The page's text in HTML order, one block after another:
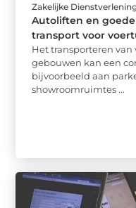
Zakelijke
Autoliften en
transport voor
Het transporteren
gebouwen kan een
bijvoorbeeld aan
showroomruimtes ...